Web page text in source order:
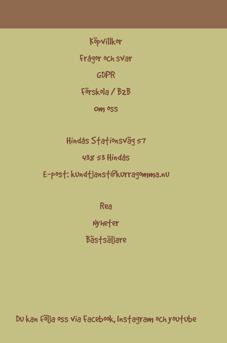
Köpvillkor
Frågor och svar
GDPR
Förskola / B2B
Om oss
Hindås Stationsväg 57
438 53 Hindås
E-post:kundtjanst@kurragomma.nu
Rea
Nyheter
Bästsäljare
Du kan följa oss viaFacebook,Instagramochyoutube